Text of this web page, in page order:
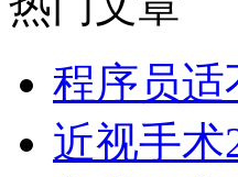
程序员适
近视手术